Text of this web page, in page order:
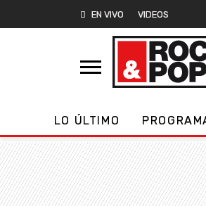
EN VIVO VIDEOS
LO ÚLTIMO